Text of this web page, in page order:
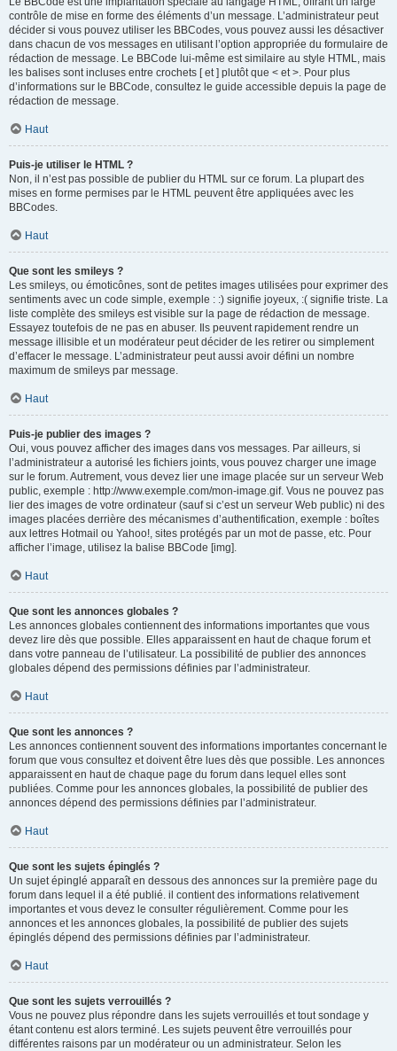
contrôle de mise en forme des éléments d’un message. L’administrateur peut
décider si vous pouvez utiliser les BBCodes, vous pouvez aussi les désactiver
dans chacun de vos messages en utilisant l’option appropriée du formulaire de
rédaction de message. Le BBCode lui-même est similaire au style HTML, mais
les balises sont incluses entre crochets [ et ] plutôt que < et >. Pour plus
d’informations sur le BBCode, consultez le guide accessible depuis la page de
rédaction de message.
Haut
Puis-je utiliser le HTML ?
Non, il n’est pas possible de publier du HTML sur ce forum. La plupart des
mises en forme permises par le HTML peuvent être appliquées avec les
BBCodes.
Haut
Que sont les smileys ?
Les smileys, ou émoticônes, sont de petites images utilisées pour exprimer des
sentiments avec un code simple, exemple : :) signifie joyeux, :( signifie triste. La
liste complète des smileys est visible sur la page de rédaction de message.
Essayez toutefois de ne pas en abuser. Ils peuvent rapidement rendre un
message illisible et un modérateur peut décider de les retirer ou simplement
d’effacer le message. L’administrateur peut aussi avoir défini un nombre
maximum de smileys par message.
Haut
Puis-je publier des images ?
Oui, vous pouvez afficher des images dans vos messages. Par ailleurs, si
l’administrateur a autorisé les fichiers joints, vous pouvez charger une image
sur le forum. Autrement, vous devez lier une image placée sur un serveur Web
public, exemple : http://www.exemple.com/mon-image.gif. Vous ne pouvez pas
lier des images de votre ordinateur (sauf si c’est un serveur Web public) ni des
images placées derrière des mécanismes d’authentification, exemple : boîtes
aux lettres Hotmail ou Yahoo!, sites protégés par un mot de passe, etc. Pour
afficher l’image, utilisez la balise BBCode [img].
Haut
Que sont les annonces globales ?
Les annonces globales contiennent des informations importantes que vous
devez lire dès que possible. Elles apparaissent en haut de chaque forum et
dans votre panneau de l’utilisateur. La possibilité de publier des annonces
globales dépend des permissions définies par l’administrateur.
Haut
Que sont les annonces ?
Les annonces contiennent souvent des informations importantes concernant le
forum que vous consultez et doivent être lues dès que possible. Les annonces
apparaissent en haut de chaque page du forum dans lequel elles sont
publiées. Comme pour les annonces globales, la possibilité de publier des
annonces dépend des permissions définies par l’administrateur.
Haut
Que sont les sujets épinglés ?
Un sujet épinglé apparaît en dessous des annonces sur la première page du
forum dans lequel il a été publié. il contient des informations relativement
importantes et vous devez le consulter régulièrement. Comme pour les
annonces et les annonces globales, la possibilité de publier des sujets
épinglés dépend des permissions définies par l’administrateur.
Haut
Que sont les sujets verrouillés ?
Vous ne pouvez plus répondre dans les sujets verrouillés et tout sondage y
étant contenu est alors terminé. Les sujets peuvent être verrouillés pour
différentes raisons par un modérateur ou un administrateur. Selon les